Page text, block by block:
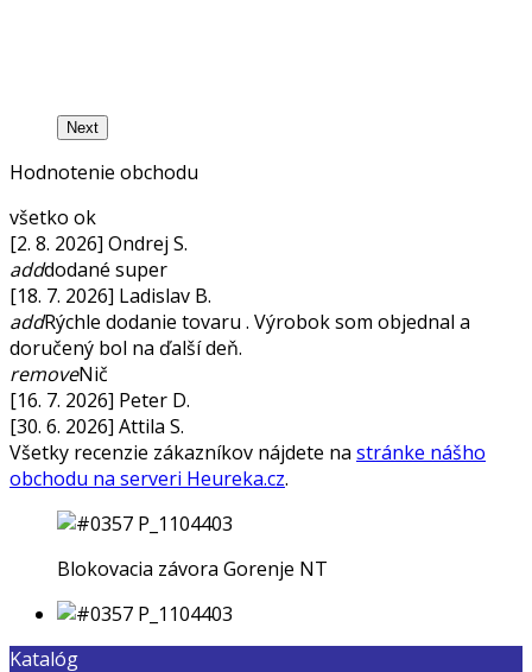
Next
Hodnotenie obchodu
všetko ok
[2. 8. 2026] Ondrej S.
adddodané super
[18. 7. 2026] Ladislav B.
addRýchle dodanie tovaru . Výrobok som objednal a
doručený bol na ďalší deň.
removeNič
[16. 7. 2026] Peter D.
[30. 6. 2026] Attila S.
Všetky recenzie zákazníkov nájdete na stránke nášho
obchodu na serveri Heureka.cz.
Blokovacia závora Gorenje NT
Katalóg